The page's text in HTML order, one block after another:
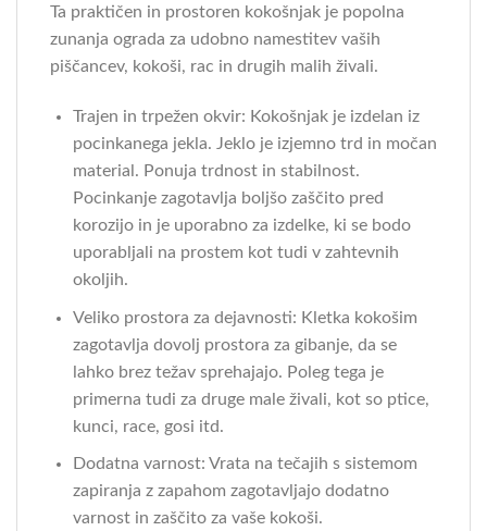
Ta praktičen in prostoren kokošnjak je popolna
zunanja ograda za udobno namestitev vaših
piščancev, kokoši, rac in drugih malih živali.
Trajen in trpežen okvir: Kokošnjak je izdelan iz
pocinkanega jekla. Jeklo je izjemno trd in močan
material. Ponuja trdnost in stabilnost.
Pocinkanje zagotavlja boljšo zaščito pred
korozijo in je uporabno za izdelke, ki se bodo
uporabljali na prostem kot tudi v zahtevnih
okoljih.
Veliko prostora za dejavnosti: Kletka kokošim
zagotavlja dovolj prostora za gibanje, da se
lahko brez težav sprehajajo. Poleg tega je
primerna tudi za druge male živali, kot so ptice,
kunci, race, gosi itd.
Dodatna varnost: Vrata na tečajih s sistemom
zapiranja z zapahom zagotavljajo dodatno
varnost in zaščito za vaše kokoši.